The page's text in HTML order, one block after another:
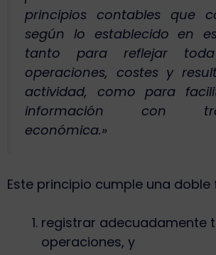
principios contables que
según lo establecido en
tanto para reflejar
operaciones, costes y
actividad, como para
información con
económica.»
Este principio cumple una doble
registrar adecuadamente
operaciones, y